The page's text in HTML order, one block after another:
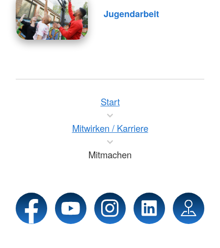
Jugendarbeit
Start
Mitwirken / Karriere
Mitmachen